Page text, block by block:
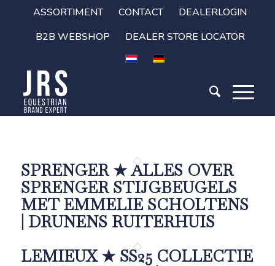
ASSORTIMENT CONTACT
DEALERLOGIN
B2B WEBSHOP
DEALER STORE LOCATOR
SPRENGER ★ ALLES OVER
SPRENGER STIJGBEUGELS
MET EMMELIE SCHOLTENS
| DRUNENS RUITERHUIS
LEMIEUX ★ SS25 COLLECTIE